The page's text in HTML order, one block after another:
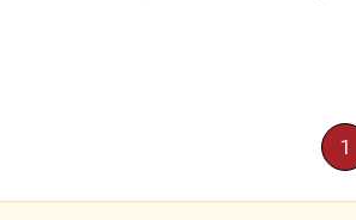
1